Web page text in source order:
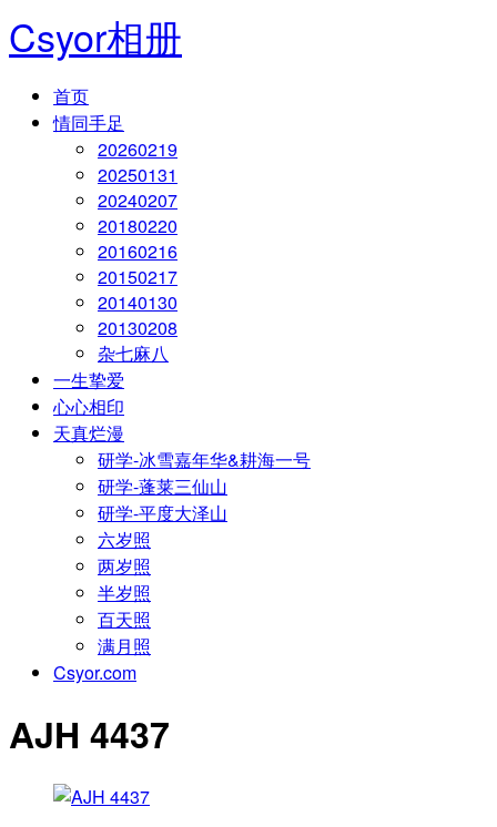
Csyor相册
首页
情同手足
20260219
20250131
20240207
20180220
20160216
20150217
20140130
20130208
杂七麻八
一生挚爱
心心相印
天真烂漫
研学-冰雪嘉年华&耕海一号
研学-蓬莱三仙山
研学-平度大泽山
六岁照
两岁照
半岁照
百天照
满月照
Csyor.com
AJH 4437